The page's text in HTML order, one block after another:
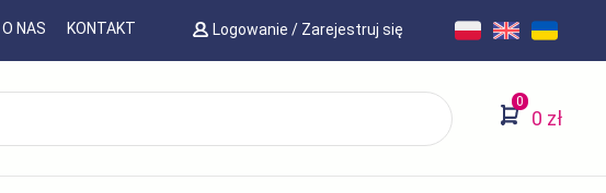
O NAS KONTAKT Logowanie / Zarejestruj się
0
0 zł